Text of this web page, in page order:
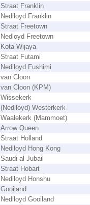
Straat Franklin
Nedlloyd Franklin
Straat Freetown
Nedloyd Freetown
Kota Wijaya
Straat Futami
Nedlloyd Fushimi
van Cloon
van Cloon (KPM)
Wissekerk
(Nedlloyd) Westerkerk
Waalekerk (Mammoet)
Arrow Queen
Straat Holland
Nedlloyd Hong Kong
Saudi al Jubail
Straat Hobart
Nedlloyd Honshu
Gooiland
Nedlloyd Gooiland